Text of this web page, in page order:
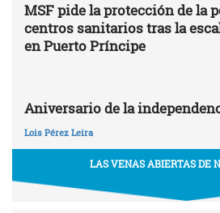
MSF pide la protección de la
centros sanitarios tras la
en Puerto Príncipe
Aniversario de la
Lois Pérez Leira
LAS VENAS ABIERTAS DE